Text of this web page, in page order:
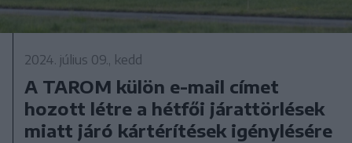
2024. július 09., kedd
A TAROM külön e-mail címet
hozott létre a hétfői járattörlések
miatt járó kártérítések igénylésére